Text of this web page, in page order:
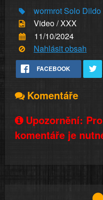
wormrotSolo Dildo
Video / XXX
11/10/2024
Nahlásit obsah
FACEBOOK
Komentáře
Upozornění:
komentáře je